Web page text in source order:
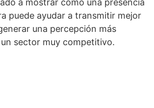
puede ayudar a transmitir mejor
una percepción más
sector muy competitivo.